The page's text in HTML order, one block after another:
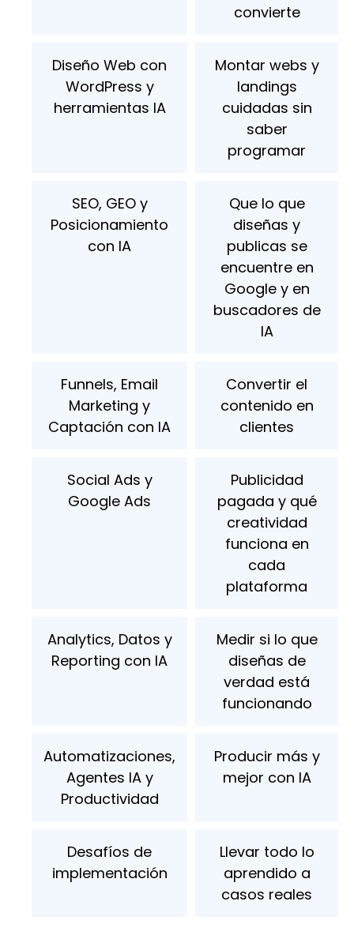
convierte
Diseño Web con
WordPress y
herramientas IA
Montar webs y
landings
cuidadas sin
saber
programar
SEO, GEO y
Posicionamiento
con IA
Que lo que
diseñas y
publicas se
encuentre en
Google y en
buscadores de
IA
Funnels, Email
Marketing y
Captación con IA
Convertir el
contenido en
clientes
Social Ads y
Google Ads
Publicidad
pagada y qué
creatividad
funciona en
cada
plataforma
Analytics, Datos y
Reporting con IA
Medir si lo que
diseñas de
verdad está
funcionando
Automatizaciones,
Agentes IA y
Productividad
Producir más y
mejor con IA
Desafíos de
implementación
Llevar todo lo
aprendido a
casos reales